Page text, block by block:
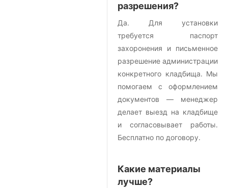
разрешения?
Да. Для установки
требуется паспорт
захоронения и письменное
разрешение администрации
конкретного кладбища. Мы
помогаем с оформлением
документов — менеджер
делает выезд на кладбище
и согласовывает работы.
Бесплатно по договору.
Какие материалы
лучше?